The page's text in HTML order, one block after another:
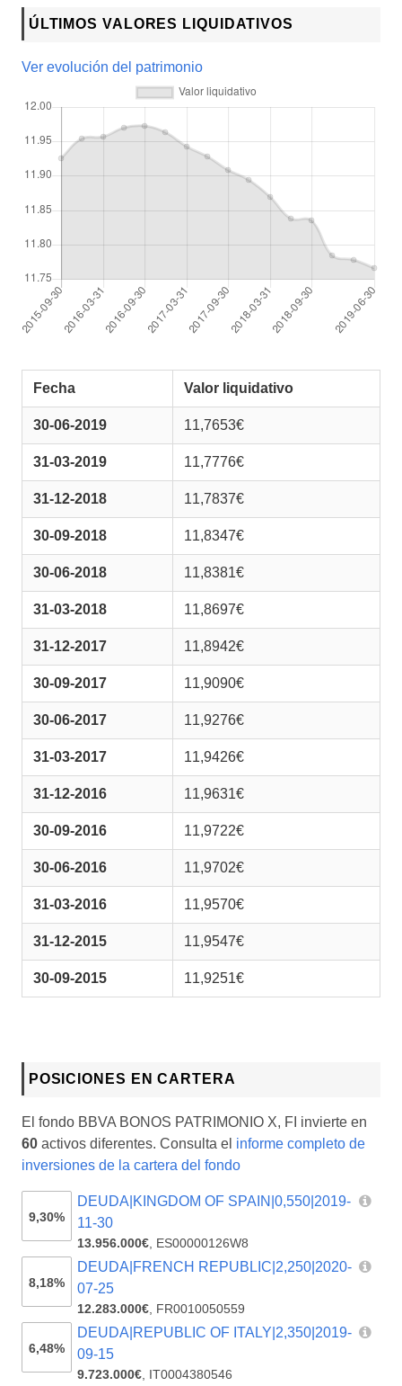
ÚLTIMOS VALORES LIQUIDATIVOS
Ver evolución del patrimonio
Fecha Valor liquidativo
30-06-2019 11,7653€
31-03-2019 11,7776€
31-12-2018 11,7837€
30-09-2018 11,8347€
30-06-2018 11,8381€
31-03-2018 11,8697€
31-12-2017 11,8942€
30-09-2017 11,9090€
30-06-2017 11,9276€
31-03-2017 11,9426€
31-12-2016 11,9631€
30-09-2016 11,9722€
30-06-2016 11,9702€
31-03-2016 11,9570€
31-12-2015 11,9547€
30-09-2015 11,9251€
POSICIONES EN CARTERA
El fondo BBVA BONOS PATRIMONIO X, FI invierte en
60 activos diferentes. Consulta el informe completo de
inversiones de la cartera del fondo
9,30%
DEUDA|KINGDOM OF SPAIN|0,550|2019-
11-30
13.956.000€, ES00000126W8
8,18%
DEUDA|FRENCH REPUBLIC|2,250|2020-
07-25
12.283.000€, FR0010050559
6,48%
DEUDA|REPUBLIC OF ITALY|2,350|2019-
09-15
9.723.000€, IT0004380546